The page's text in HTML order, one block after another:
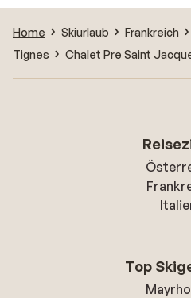
Home Skiurlaub Frankreich
Tignes
Chalet Pre Saint
Top